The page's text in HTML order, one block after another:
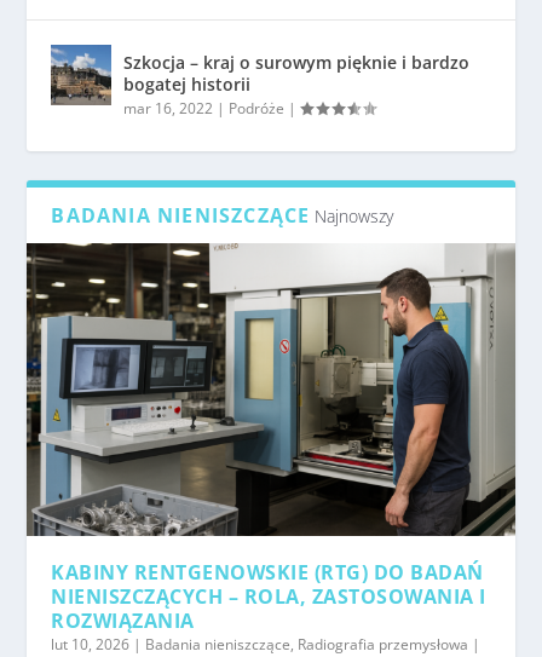
Szkocja – kraj o surowym pięknie i bardzo
bogatej historii
mar 16, 2022 | Podróże |
BADANIA NIENISZCZĄCE Najnowszy
KABINY RENTGENOWSKIE (RTG) DO BADAŃ
NIENISZCZĄCYCH – ROLA, ZASTOSOWANIA I
ROZWIĄZANIA
lut 10, 2026 | Badania nieniszczące, Radiografia przemysłowa |